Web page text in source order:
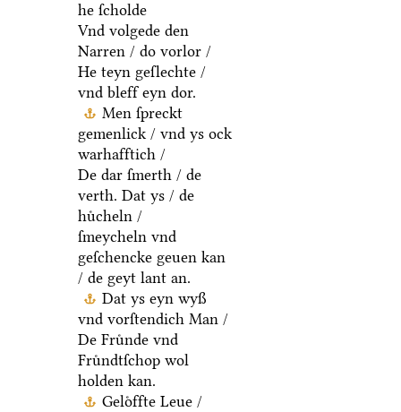
he ſcholde
Vnd volgede den
Narren / do vorlor /
He teyn geſlechte /
vnd bleff eyn dor.
Men ſpreckt
gemenlick / vnd ys ock
warhafftich /
De dar ſmerth / de
verth. Dat ys / de
huͤcheln /
ſmeycheln vnd
geſchencke geuen kan
/ de geyt lant an.
Dat ys eyn wyß
vnd vorſtendich Man /
De Fruͤnde vnd
Fruͤndtſchop wol
holden kan.
Geloͤffte Leue /